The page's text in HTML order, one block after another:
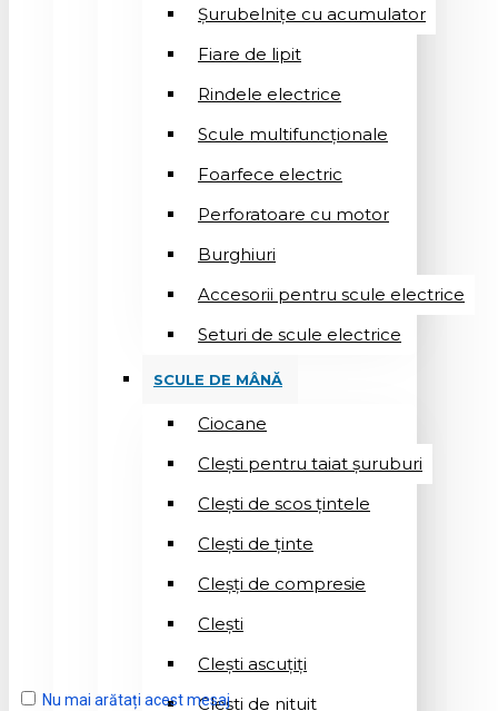
Șurubelnițe cu acumulator
Fiare de lipit
Rindele electrice
Scule multifuncționale
Foarfece electric
Perforatoare cu motor
Burghiuri
Accesorii pentru scule electrice
Seturi de scule electrice
SCULE DE MÂNĂ
Ciocane
Cleşti pentru taiat șuruburi
Clești de scos țintele
Clești de ținte
Cleșți de compresie
Cleşti
Clești ascuțiți
Cleşti de nituit
Nu mai arătați acest mesaj